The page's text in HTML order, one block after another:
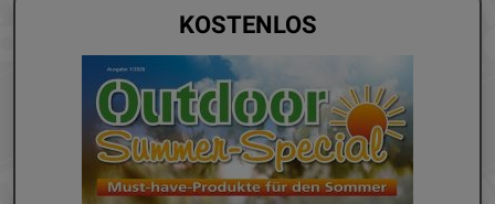
KOSTENLOS